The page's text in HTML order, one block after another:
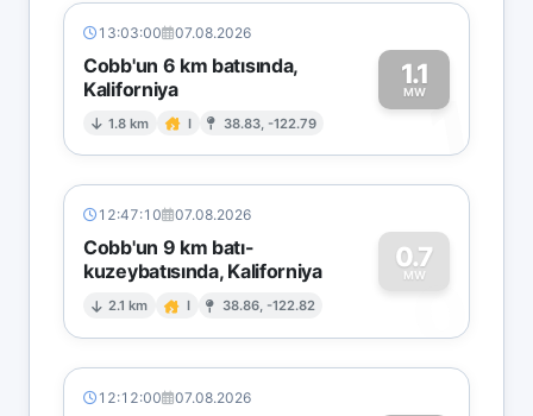
13:03:00 07.08.2026
Cobb'un 6 km batısında,
Kaliforniya
1.8 km I 38.83, -122.79
1.1
MW1
12:47:10 07.08.2026
Cobb'un 9 km batı-
kuzeybatısında, Kaliforniya
2.1 km I 38.86, -122.82
0.7
MW
0
12:12:00 07.08.2026